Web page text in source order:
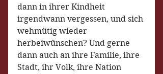
dann in ihrer Kindheit
irgendwann vergessen, und sich
wehmütig wieder
herbeiwünschen? Und gerne
dann auch an ihre Familie, ihre
Stadt, ihr Volk, ihre Nation